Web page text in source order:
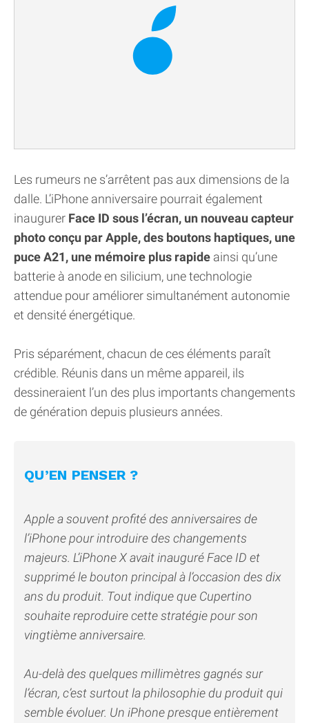
Les rumeurs ne s’arrêtent pas aux dimensions de la
dalle. L’iPhone anniversaire pourrait également
inaugurer Face ID sous l’écran, un nouveau capteur
photo conçu par Apple, des boutons haptiques, une
puce A21, une mémoire plus rapide ainsi qu’une
batterie à anode en silicium, une technologie
attendue pour améliorer simultanément autonomie
et densité énergétique.
Pris séparément, chacun de ces éléments paraît
crédible. Réunis dans un même appareil, ils
dessineraient l’un des plus importants changements
de génération depuis plusieurs années.
QU’EN PENSER ?
Apple a souvent profité des anniversaires de
l’iPhone pour introduire des changements
majeurs. L’iPhone X avait inauguré Face ID et
supprimé le bouton principal à l’occasion des dix
ans du produit. Tout indique que Cupertino
souhaite reproduire cette stratégie pour son
vingtième anniversaire.
Au-delà des quelques millimètres gagnés sur
l’écran, c’est surtout la philosophie du produit qui
semble évoluer. Un iPhone presque entièrement